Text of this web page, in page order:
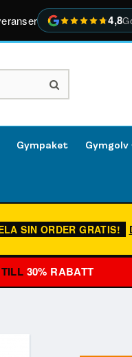
4,8
Gympaket Gymgolv
SIN ORDER GRATIS!
30% RABATT